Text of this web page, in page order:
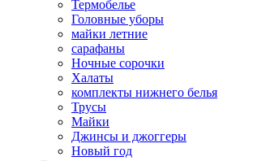
Термобелье
Головные уборы
майки летние
сарафаны
Ночные сорочки
Халаты
комплекты нижнего белья
Трусы
Майки
Джинсы и джоггеры
Новый год